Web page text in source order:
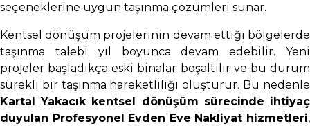
seçeneklerine uygun taşınma çözümleri sunar.
Kentsel dönüşüm projelerinin devam ettiği bölgelerde
taşınma talebi yıl boyunca devam edebilir. Yeni
projeler başladıkça eski binalar boşaltılır ve bu durum
sürekli bir taşınma hareketliliği oluşturur. Bu nedenle
Kartal Yakacık kentsel dönüşüm sürecinde ihtiyaç
duyulan Profesyonel Evden Eve Nakliyat hizmetleri,